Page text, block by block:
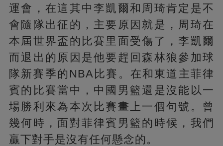
運會，在這其中李凱爾和周琦肯定是不
會隨隊出征的，主要原因就是，周琦在
本屆世界盃的比賽里面受傷了，李凱爾
而退出的原因是他要趕回森林狼參加球
隊新賽季的NBA比賽。在和東道主菲律
賓的比賽當中，中國男籃還是沒能以一
場勝利來為本次比賽畫上一個句號。曾
幾何時，面對菲律賓男籃的時候，我們
贏下對手是沒有任何懸念的。